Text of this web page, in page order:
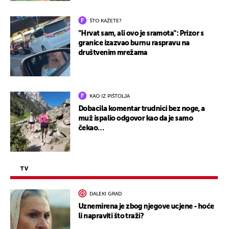
ŠTO KAŽETE?
"Hrvat sam, ali ovo je sramota": Prizor s
granice izazvao burnu raspravu na
društvenim mrežama
KAO IZ PIŠTOLJA
Dobacila komentar trudnici bez noge, a
muž ispalio odgovor kao da je samo
čekao…
TV
DALEKI GRAD
Uznemirena je zbog njegove ucjene - hoće
li napraviti što traži?